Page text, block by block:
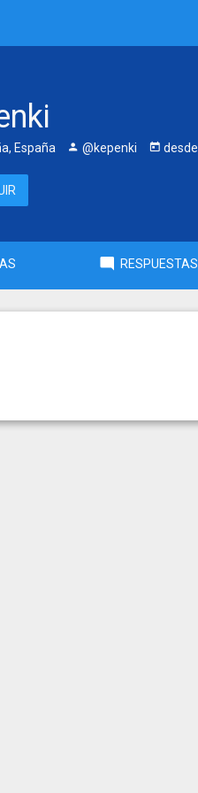
España @kepenki desde
RESPUESTAS